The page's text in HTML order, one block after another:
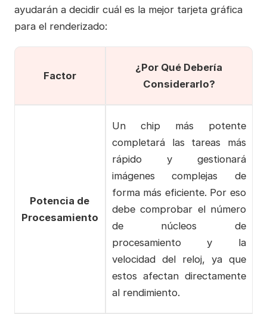
ayudarán a decidir cuál es la mejor tarjeta gráfica
para el renderizado:
Factor
¿Por Qué Debería
Considerarlo?
Potencia de
Procesamiento
Un chip más potente
completará las tareas más
rápido y gestionará
imágenes complejas de
forma más eficiente. Por eso
debe comprobar el número
de núcleos de
procesamiento y la
velocidad del reloj, ya que
estos afectan directamente
al rendimiento.